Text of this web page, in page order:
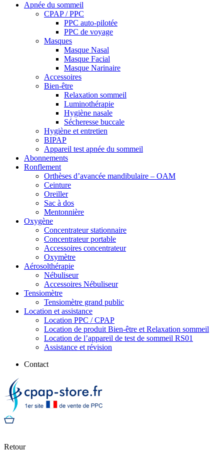
Apnée du sommeil
CPAP / PPC
PPC auto-pilotée
PPC de voyage
Masques
Masque Nasal
Masque Facial
Masque Narinaire
Accessoires
Bien-être
Relaxation sommeil
Luminothérapie
Hygiène nasale
Sécheresse buccale
Hygiène et entretien
BIPAP
Appareil test apnée du sommeil
Abonnements
Ronflement
Orthèses d’avancée mandibulaire – OAM
Ceinture
Oreiller
Sac à dos
Mentonnière
Oxygène
Concentrateur stationnaire
Concentrateur portable
Accessoires concentrateur
Oxymètre
Aérosolthérapie
Nébuliseur
Accessoires Nébuliseur
Tensiomètre
Tensiomètre grand public
Location et assistance
Location PPC / CPAP
Location de produit Bien-être et Relaxation sommeil
Location de l’appareil de test de sommeil RS01
Assistance et révision
Contact
Retour